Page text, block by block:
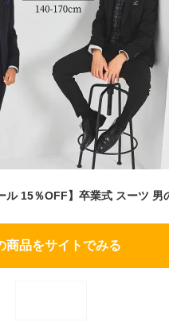
商品をサイトでみる